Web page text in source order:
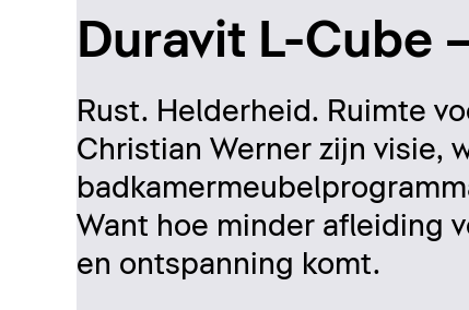
Duravit L-Cube
Rust. Helderheid. Ruimte
Christian Werner zijn visie,
Want hoe minder afleiding
en ontspanning komt.